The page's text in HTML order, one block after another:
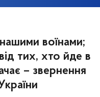
воїнами;
тих, хто йде в
– звернення